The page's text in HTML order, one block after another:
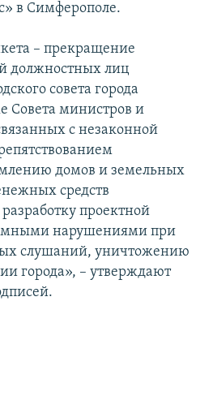
в Симферополе.
– прекращение
должностных лиц
совета города
Совета министров и
с незаконной
домов и земельных
средств
проектной
нарушениями при
слушаний, уничтожению
города», – утверждают